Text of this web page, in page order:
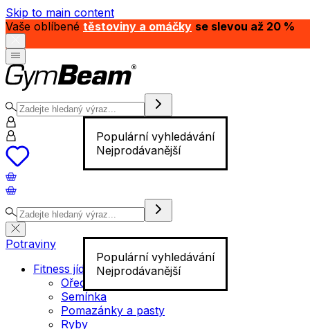
Skip to main content
Vaše oblíbené těstoviny a omáčky se slevou až 20 %
Populární vyhledávání
Nejprodávanější
Populární vyhledávání
Nejprodávanější
Potraviny
Fitness jídlo
Ořechy
Semínka
Pomazánky a pasty
Ryby